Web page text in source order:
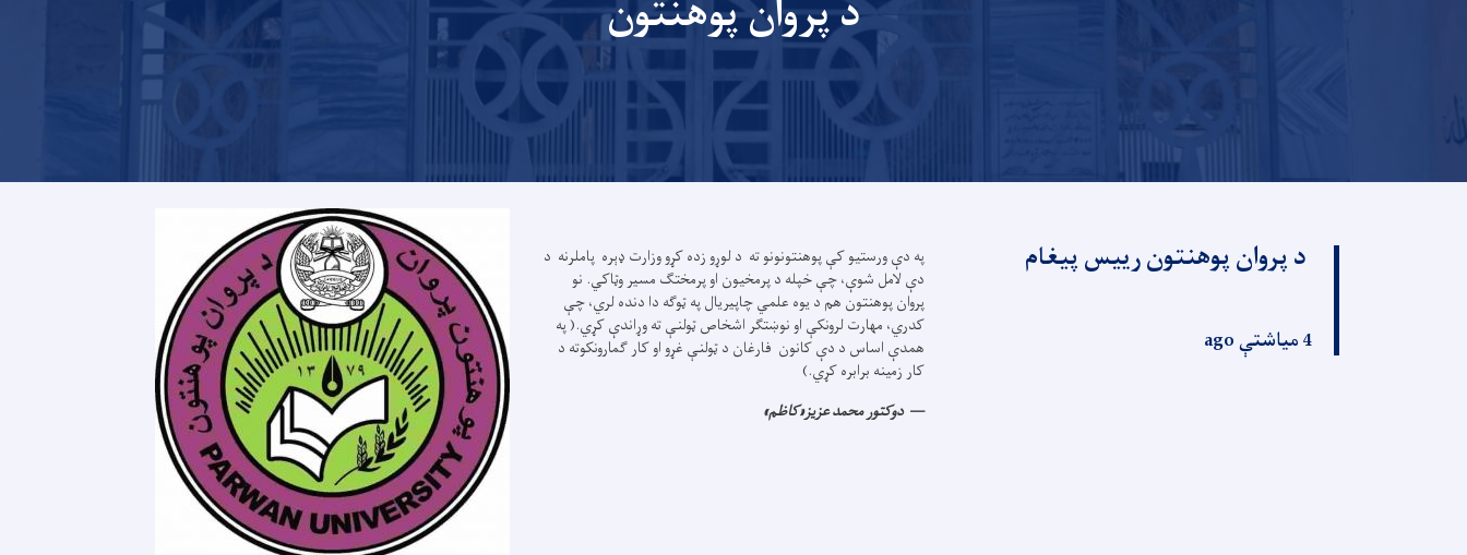
د پروان پوهنتون
د پروان پوهنتون رییس پیغام
4 میاشتې ago
په دې ورستيو کې پوهنتونونو ته د لوړو زده کړو وزارت ډېره پاملرنه د
دې لامل شوې، چې خپله د پرمخيون او پرمختګ مسير وټاکي. نو
پروان پوهنتون هم د يوه علمي چاپيريال په ټوګه دا دنده لري، چې
کدري، مهارت لرونکې او نوښتګر اشخاص ټولنې ته وړاندې کړي.( په
همدې اساس د دې کانون فارغان د ټولنې غړو او کار ګمارونکوته د
کار زمينه برابره کړي.)
دوکتور محمد عزیز«کاظم»